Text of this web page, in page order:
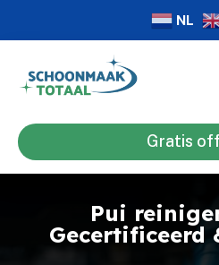
NL
Gratis
Pui
Gecertificeerd